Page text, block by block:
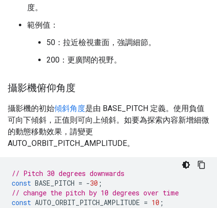
度。
範例值：
50：拉近檢視畫面，強調細節。
200：更廣闊的視野。
攝影機俯仰角度
攝影機的初始傾斜角度是由 BASE_PITCH 定義。使用負值
可向下傾斜，正值則可向上傾斜。如要為探索內容新增細微
的動態移動效果，請變更
AUTO_ORBIT_PITCH_AMPLITUDE。
// Pitch 30 degrees downwards
const BASE_PITCH = -30 ;
// change the pitch by 10 degrees over time
const AUTO_ORBIT_PITCH_AMPLITUDE = 10 ;